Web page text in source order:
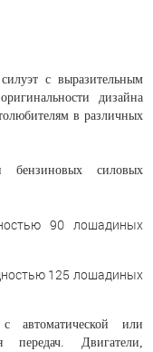
с выразительным
дизайна
в различных
бензиновых силовых
90 лошадиных
125 лошадиных
или
передач. Двигатели,